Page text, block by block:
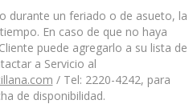
durante un feriado o de asueto, la
En caso de que no haya
puede agregarlo a su lista de
a Servicio al
/ Tel: 2220-4242, para
de disponibilidad.